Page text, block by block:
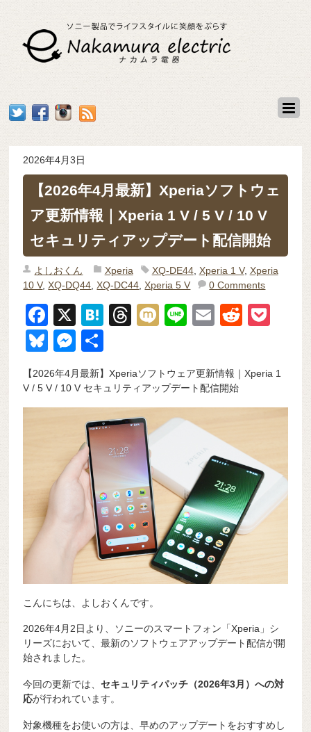
2026年4月3日
【2026年4月最新】Xperiaソフトウェ
ア更新情報｜Xperia 1 V / 5 V / 10 V
セキュリティアップデート配信開始
よしおくん Xperia XQ-DE44, Xperia 1 V, Xperia
10 V,XQ-DQ44 ,XQ-DC44 ,Xperia 5 V 0 Comments
F
a
c
e
b
k
X
H
n
a
T
a
d
s
M
Li
E
R
di
t
et
Bl
u
e
sk
M
e
ss
e
n
g
er
【2026年4月最新】Xperiaソフトウェア更新情報｜Xperia 1
V / 5 V / 10 V セキュリティアップデート配信開始
こんにちは、よしおくんです。
2026年4月2日より、ソニーのスマートフォン「Xperia」シ
リーズにおいて、最新のソフトウェアアップデート配信が開
始されました。
今回の更新では、セキュリティパッチ（2026年3月）への対
応が行われています。
対象機種をお使いの方は、早めのアップデートをおすすめし